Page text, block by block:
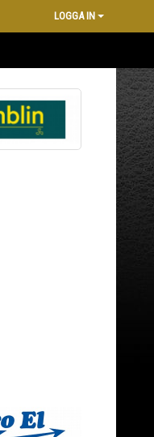
LOGGA IN